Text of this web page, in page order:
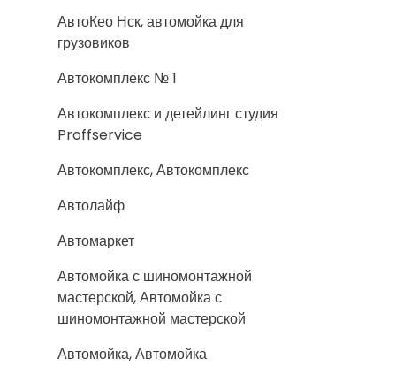
АвтоКео Нск, автомойка для
грузовиков
Автокомплекс № 1
Автокомплекс и детейлинг студия
Proffservice
Автокомплекс, Автокомплекс
Автолайф
Автомаркет
Автомойка с шиномонтажной
мастерской, Автомойка с
шиномонтажной мастерской
Автомойка, Автомойка